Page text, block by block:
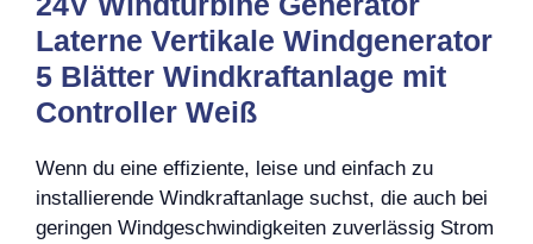
Laterne Vertikale Windgenerator
5 Blätter Windkraftanlage mit
Controller Weiß
Wenn du eine effiziente, leise und einfach zu
installierende Windkraftanlage suchst, die auch bei
geringen Windgeschwindigkeiten zuverlässig Strom